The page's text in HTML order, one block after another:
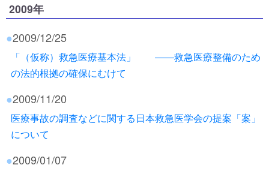
2009年
●2009/12/25
「（仮称）救急医療基本法」 ――救急医療整備のため
の法的根拠の確保にむけて
●2009/11/20
医療事故の調査などに関する日本救急医学会の提案「案」
について
●2009/01/07